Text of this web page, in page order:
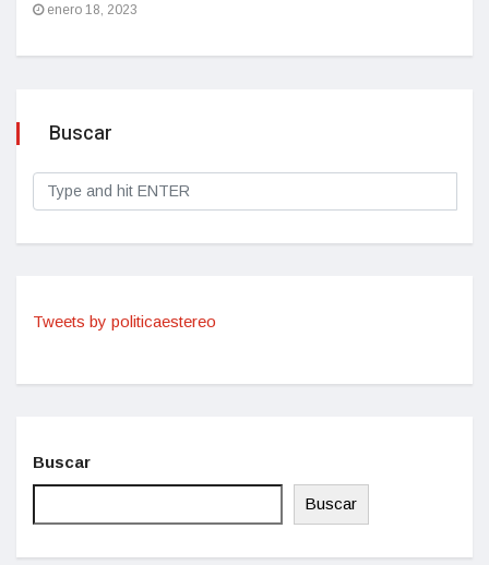
enero 18, 2023
Buscar
Tweets by politicaestereo
Buscar
Buscar